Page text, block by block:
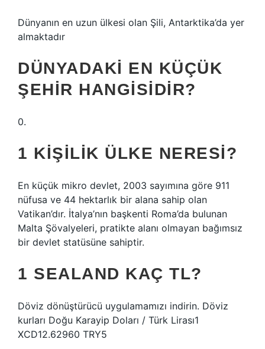
Dünyanın en uzun ülkesi olan Şili, Antarktika’da yer
almaktadır
DÜNYADAKI EN KÜÇÜK
ŞEHIR HANGISIDIR?
0.
1 KIŞILIK ÜLKE NERESI?
En küçük mikro devlet, 2003 sayımına göre 911
nüfusa ve 44 hektarlık bir alana sahip olan
Vatikan’dır. İtalya’nın başkenti Roma’da bulunan
Malta Şövalyeleri, pratikte alanı olmayan bağımsız
bir devlet statüsüne sahiptir.
1 SEALAND KAÇ TL?
Döviz dönüştürücü uygulamamızı indirin. Döviz
kurları Doğu Karayip Doları / Türk Lirası1
XCD12.62960 TRY5